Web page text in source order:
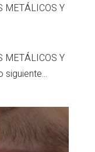
METÁLICOS Y
METÁLICOS Y
siguiente...